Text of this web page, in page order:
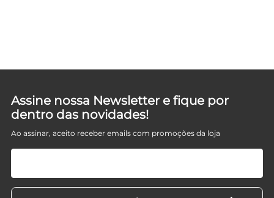
Assine nossa Newsletter e fique por
dentro das novidades!
Ao assinar, aceito receber emails com promoções da loja